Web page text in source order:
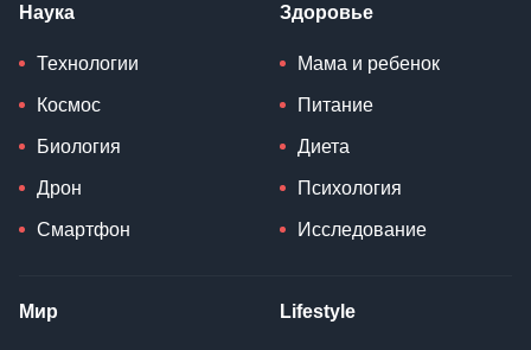
Наука
Технологии
Космос
Биология
Дрон
Смартфон
Здоровье
Мама и ребенок
Питание
Диета
Психология
Исследование
Мир Lifestyle